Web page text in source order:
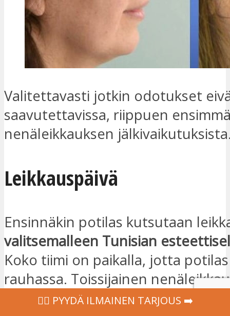
Valitettavasti jotkin odotukset
saavutettavissa, riippuen
nenäleikkauksen
Leikkauspäivä
Ensinnäkin potilas kutsutaan
valitsemalleen Tunisian
Koko tiimi on paikalla, jotta
rauhassa. Toissijainen
suorittaa yleisanestesiassa
‍👩‍⚕ PYYDÄ ILMAINEN TARJOUS ➡️